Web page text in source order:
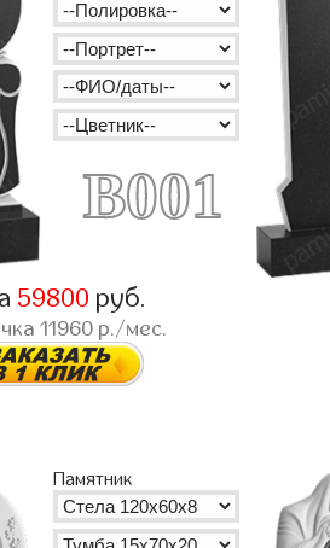
B001
59800 руб.
11960 р./мес.
Памятник